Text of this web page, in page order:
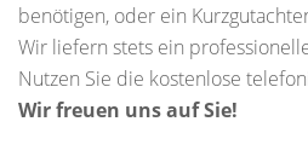
benötigen, oder ein
Wir liefern stets ein
Nutzen Sie die kostenlose
Wir freuen uns auf Sie!